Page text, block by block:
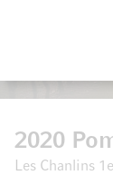
2020
Les Chanlins